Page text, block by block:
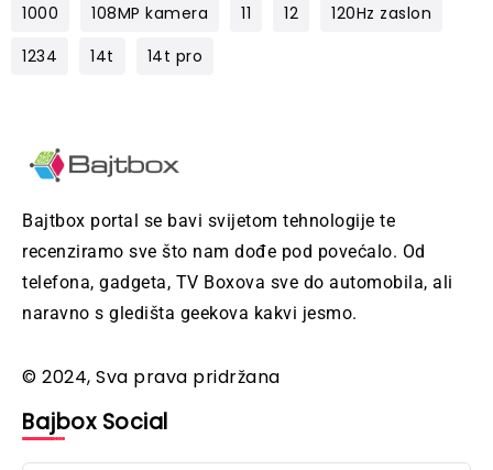
1000
108MP kamera 11 12
120Hz zaslon
1234
14t 14t pro
Bajtbox portal se bavi svijetom tehnologije te
recenziramo sve što nam dođe pod povećalo. Od
telefona, gadgeta, TV Boxova sve do automobila, ali
naravno s gledišta geekova kakvi jesmo.
© 2024, Sva prava pridržana
Bajbox Social